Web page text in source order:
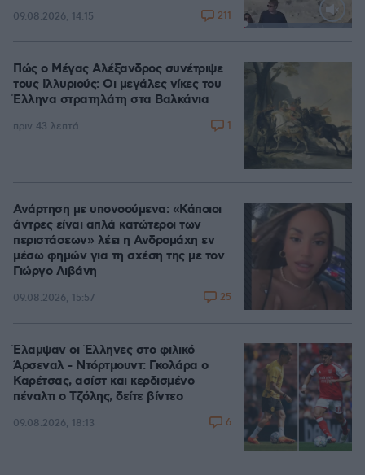
Loaded
09.08.2026, 14:15 211
Πώς ο Μέγας Αλέξανδρος συνέτριψε
τους Ιλλυριούς: Οι μεγάλες νίκες του
Έλληνα στρατηλάτη στα Βαλκάνια
πριν 43 λεπτά 1
Ανάρτηση με υπονοούμενα: «Κάποιοι
άντρες είναι απλά κατώτεροι των
περιστάσεων» λέει η Ανδρομάχη εν
μέσω φημών για τη σχέση της με τον
Γιώργο Λιβάνη
09.08.2026, 15:57 25
Έλαμψαν οι Έλληνες στο φιλικό
Άρσεναλ - Ντόρτμουντ: Γκολάρα ο
Καρέτσας, ασίστ και κερδισμένο
πέναλτι ο Τζόλης, δείτε βίντεο
09.08.2026, 18:13 6